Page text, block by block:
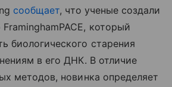
сообщает, что ученые создали
который
биологического старения
в его ДНК. В отличие
методов, новинка определяет